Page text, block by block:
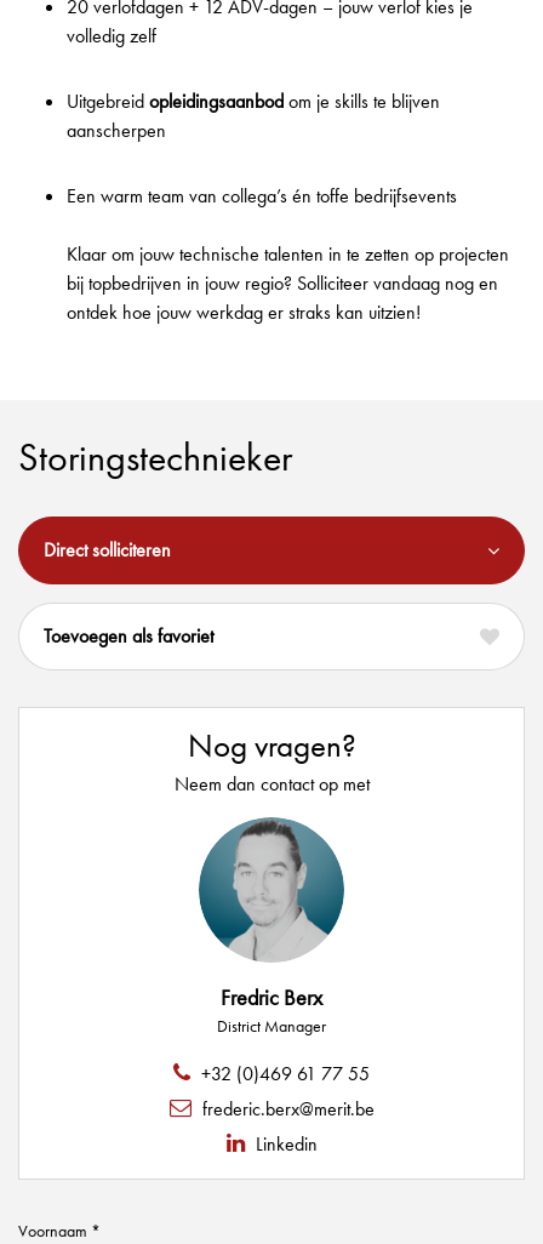
20 verlofdagen + 12 ADV-dagen – jouw verlof kies je
volledig zelf
Uitgebreidopleidingsaanbodom je skills te blijven
aanscherpen
Een warm team van collega’s én toffe bedrijfsevents
Klaar om jouw technische talenten in te zetten op projecten
bij topbedrijven in jouw regio? Solliciteer vandaag nog en
ontdek hoe jouw werkdag er straks kan uitzien!
Storingstechnieker
Direct solliciteren
favoriet
Nog vragen?
Neem dan contact op met
Fredric Berx
District Manager
+32 (0)469 61 77 55
frederic.berx@merit.be
Linkedin
Voornaam *